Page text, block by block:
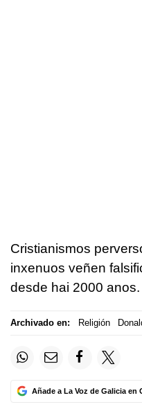
Cristianismos
inxenuos veñen
desde hai 2000
Archivado en: Religión
Añade a La Voz de Galicia en